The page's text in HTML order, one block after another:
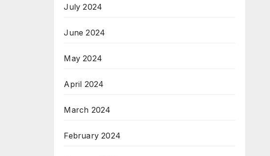
July 2024
June 2024
May 2024
April 2024
March 2024
February 2024